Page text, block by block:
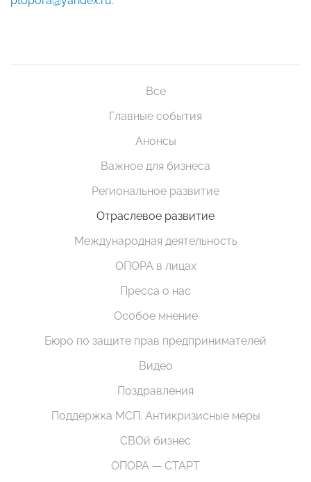
Все
Главные события
Анонсы
Важное для бизнеса
Региональное развитие
Отраслевое развитие
Международная деятельность
ОПОРА в лицах
Пресса о нас
Особое мнение
Бюро по защите прав предпринимателей
Видео
Поздравления
Поддержка МСП. Антикризисные меры
СВОй бизнес
ОПОРА — СТАРТ